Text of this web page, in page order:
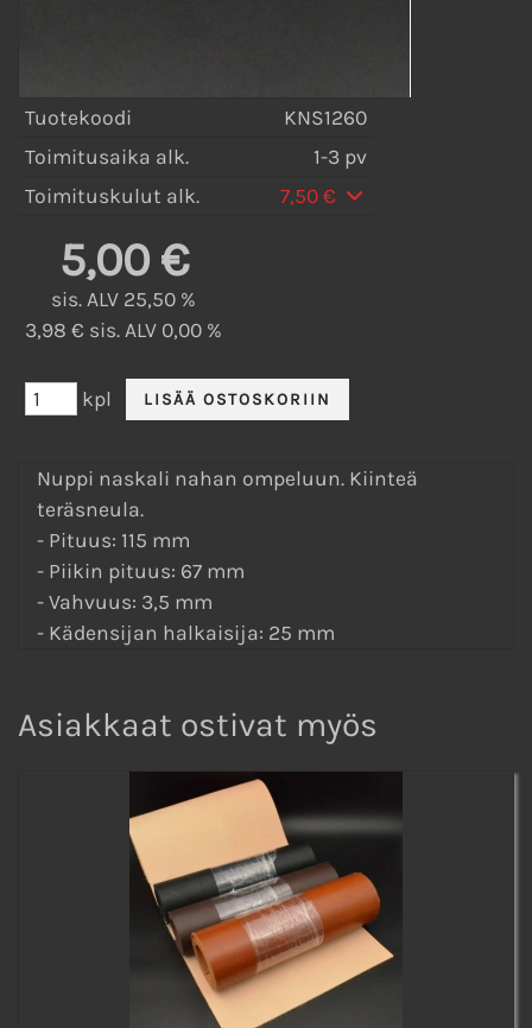
Tuotekoodi
KNS1260
Toimitusaika alk.
1-3 pv
Toimituskulut alk.
7,50 €
5,00 €
sis. ALV 25,50 %
3,98 € sis. ALV 0,00 %
kpl
Nuppi naskali nahan ompeluun. Kiinteä
teräsneula.
- Pituus: 115 mm
- Piikin pituus: 67 mm
- Vahvuus: 3,5 mm
- Kädensijan halkaisija: 25 mm
Asiakkaat ostivat myös